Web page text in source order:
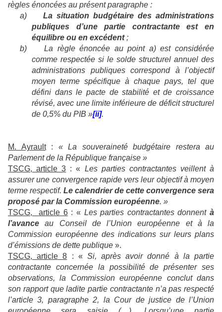
règles énoncées au présent paragraphe :
a)
La situation budgétaire des administrations
publiques d’une partie contractante est en
équilibre ou en excédent;
b)
La règle énoncée au point a) est considérée
comme respectée si le solde structurel annuel des
administrations publiques correspond à l’objectif
moyen terme spécifique à chaque pays, tel que
défini dans le pacte de stabilité et de croissance
révisé, avec une limite inférieure de déficit structurel
de 0,5% du PIB »[ii].
M. Ayrault: « La souveraineté budgétaire restera au
Parlement de la République française »
TSCG, article 3 : « Les parties contractantes veillent à
assurer une convergence rapide vers leur objectif à moyen
terme respectif. Le calendrier de cette convergence sera
proposé par la Commission européenne. »
TSCG, article 6: « Les parties contractantes donnentà
l’avance au Conseil de l’Union européenne et à la
Commission européenne des indications sur leurs plans
d’émissions de dette publique ».
TSCG, article 8 : « Si, après avoir donné à la partie
contractante concernée la possibilité de présenter ses
observations, la Commission européenne conclut dans
son rapport que ladite partie contractante n’a pas respecté
l’article 3, paragraphe 2, la Cour de justice de l’Union